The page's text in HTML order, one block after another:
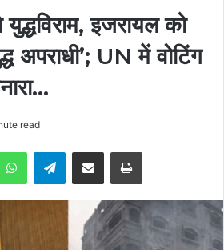
इजरायल को
अपराधी’; UN में वोटिंग
read
WhatsAppTelegramShare via Email Print